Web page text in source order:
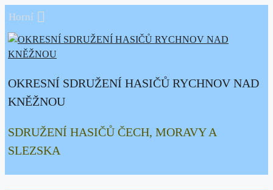
Přeskočit
obsah
Horní
OKRESNÍ SDRUŽENÍ HASIČŮ RYCHNOV NAD
KNĚŽNOU
SDRUŽENÍ HASIČŮ ČECH, MORAVY A
SLEZSKA